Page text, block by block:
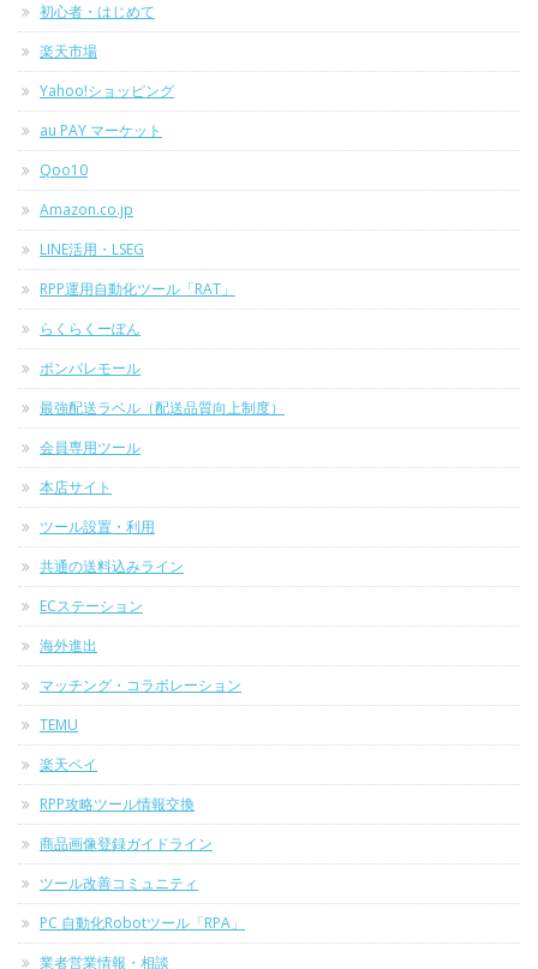
初心者・はじめて
楽天市場
Yahoo!ショッピング
au PAY マーケット
Qoo10
Amazon.co.jp
LINE活用・LSEG
RPP運用自動化ツール「RAT」
らくらくーぽん
ポンパレモール
最強配送ラベル（配送品質向上制度）
会員専用ツール
本店サイト
ツール設置・利用
共通の送料込みライン
ECステーション
海外進出
マッチング・コラボレーション
TEMU
楽天ペイ
RPP攻略ツール情報交換
商品画像登録ガイドライン
ツール改善コミュニティ
PC 自動化Robotツール「RPA」
業者営業情報・相談